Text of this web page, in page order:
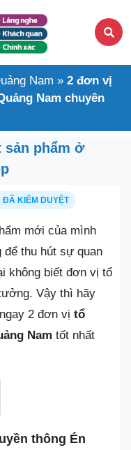
Nam » 2 đơn vị
Nam chuyên
sản phẩm ở
ĐÃ KIỂM DUYỆT
mới của mình
để thu hút sự quan
không biết đơn vị tổ
Vậy thì hãy
2 đơn vị tổ
Nam tốt nhất
thông Én